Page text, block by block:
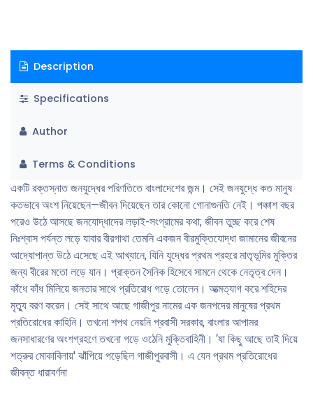
Description
Specifications
Author
Terms & Conditions
একটি রক্তস্নাত জনযুদ্ধের পরিণতিতে বাংলাদেশের জন্ম। সেই জনযুদ্ধে কত মানুষ
কতভাবে অংশ নিয়েছেন—জীবন দিয়েছেন তার কোনো গোনাগুনতি নেই। পঞ্চাশ বছর
পরেও উঠে আসছে জনযোদ্ধাদের লড়াই-সংগ্রামের কথা; জীবন তুচ্ছ করে শেষ
নিঃশ্বাস পর্যন্ত লড়ে যাবার বীরগাথা তেমনি একজন বীরমুক্তিযোদ্ধা জামানের জীবনের
আদ্যোপান্ত উঠে এসেছে এই আখ্যানে, যিনি যুদ্ধের প্রথম প্রহরে মাতৃভূমির মুক্তির
জন্য বীরের মতো লড়ে যান। প্রাক্তন সৈনিক হিসেবে সামনে থেকে নেতৃত্ব দেন।
কাঁধে কাঁধ মিলিয়ে জনতার সাথে প্রতিরোধ গড়ে তোলেন। আত্মত্যাগ করে শহিদের
মৃত্যু বরণ করেন। সেই সাথে আছে গাজীপুর নামের এক জনপদের মানুষের প্রথম
প্রতিরোধের কাহিনি। তখনো শপথ নেয়নি প্রবাসী সরকার, বাংলার আপামর
জনসাধারণের অংশগ্রহণে তখনো গড়ে ওঠেনি মুক্তিবাহিনী। ‘যা কিছু আছে তাই দিয়ে
শত্রুর মোকাবিলায়' ঝাঁপিয়ে পড়েছিল গাজীপুরবাসী। এ যেন প্রথম প্রতিরোধের
জীবন্ত ধারাবর্ণনা